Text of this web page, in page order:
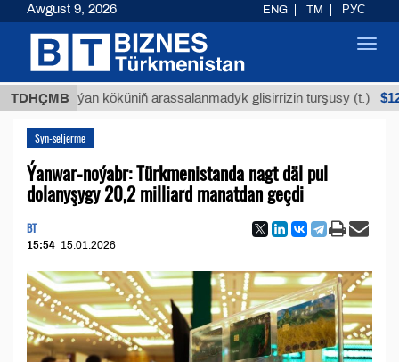
TDHÇMB
Buýan köküniň arassalanmadyk glisirrizin turşusy (t.) $12935,18
Syn-seljerme
Ýanwar-noýabr: Türkmenistanda nagt däl pul
dolanyşygy 20,2 milliard manatdan geçdi
BT
15:54 15.01.2026
Awgust 9, 2026 ENG TM РУС